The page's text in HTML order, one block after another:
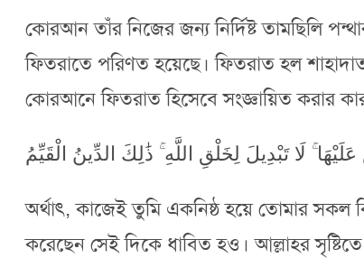
কোরআন তাঁর নিজের জন্য নির্দিষ্ট তামছিলি
ফিতরাতে পরিণত হয়েছে। ফিতরাত হল
কোরআনে ফিতরাত হিসেবে সংজ্ঞায়িত করার
لَا تَبْدِيلَ لِخَلْقِ اللَّهِ ۚ ذَٰلِكَ الدِّينُ الْقَيِّمُ
অর্থাৎ, কাজেই তুমি একনিষ্ঠ হয়ে তোমার সকল
করেছেন সেই দিকে ধাবিত হও। আল্লাহর